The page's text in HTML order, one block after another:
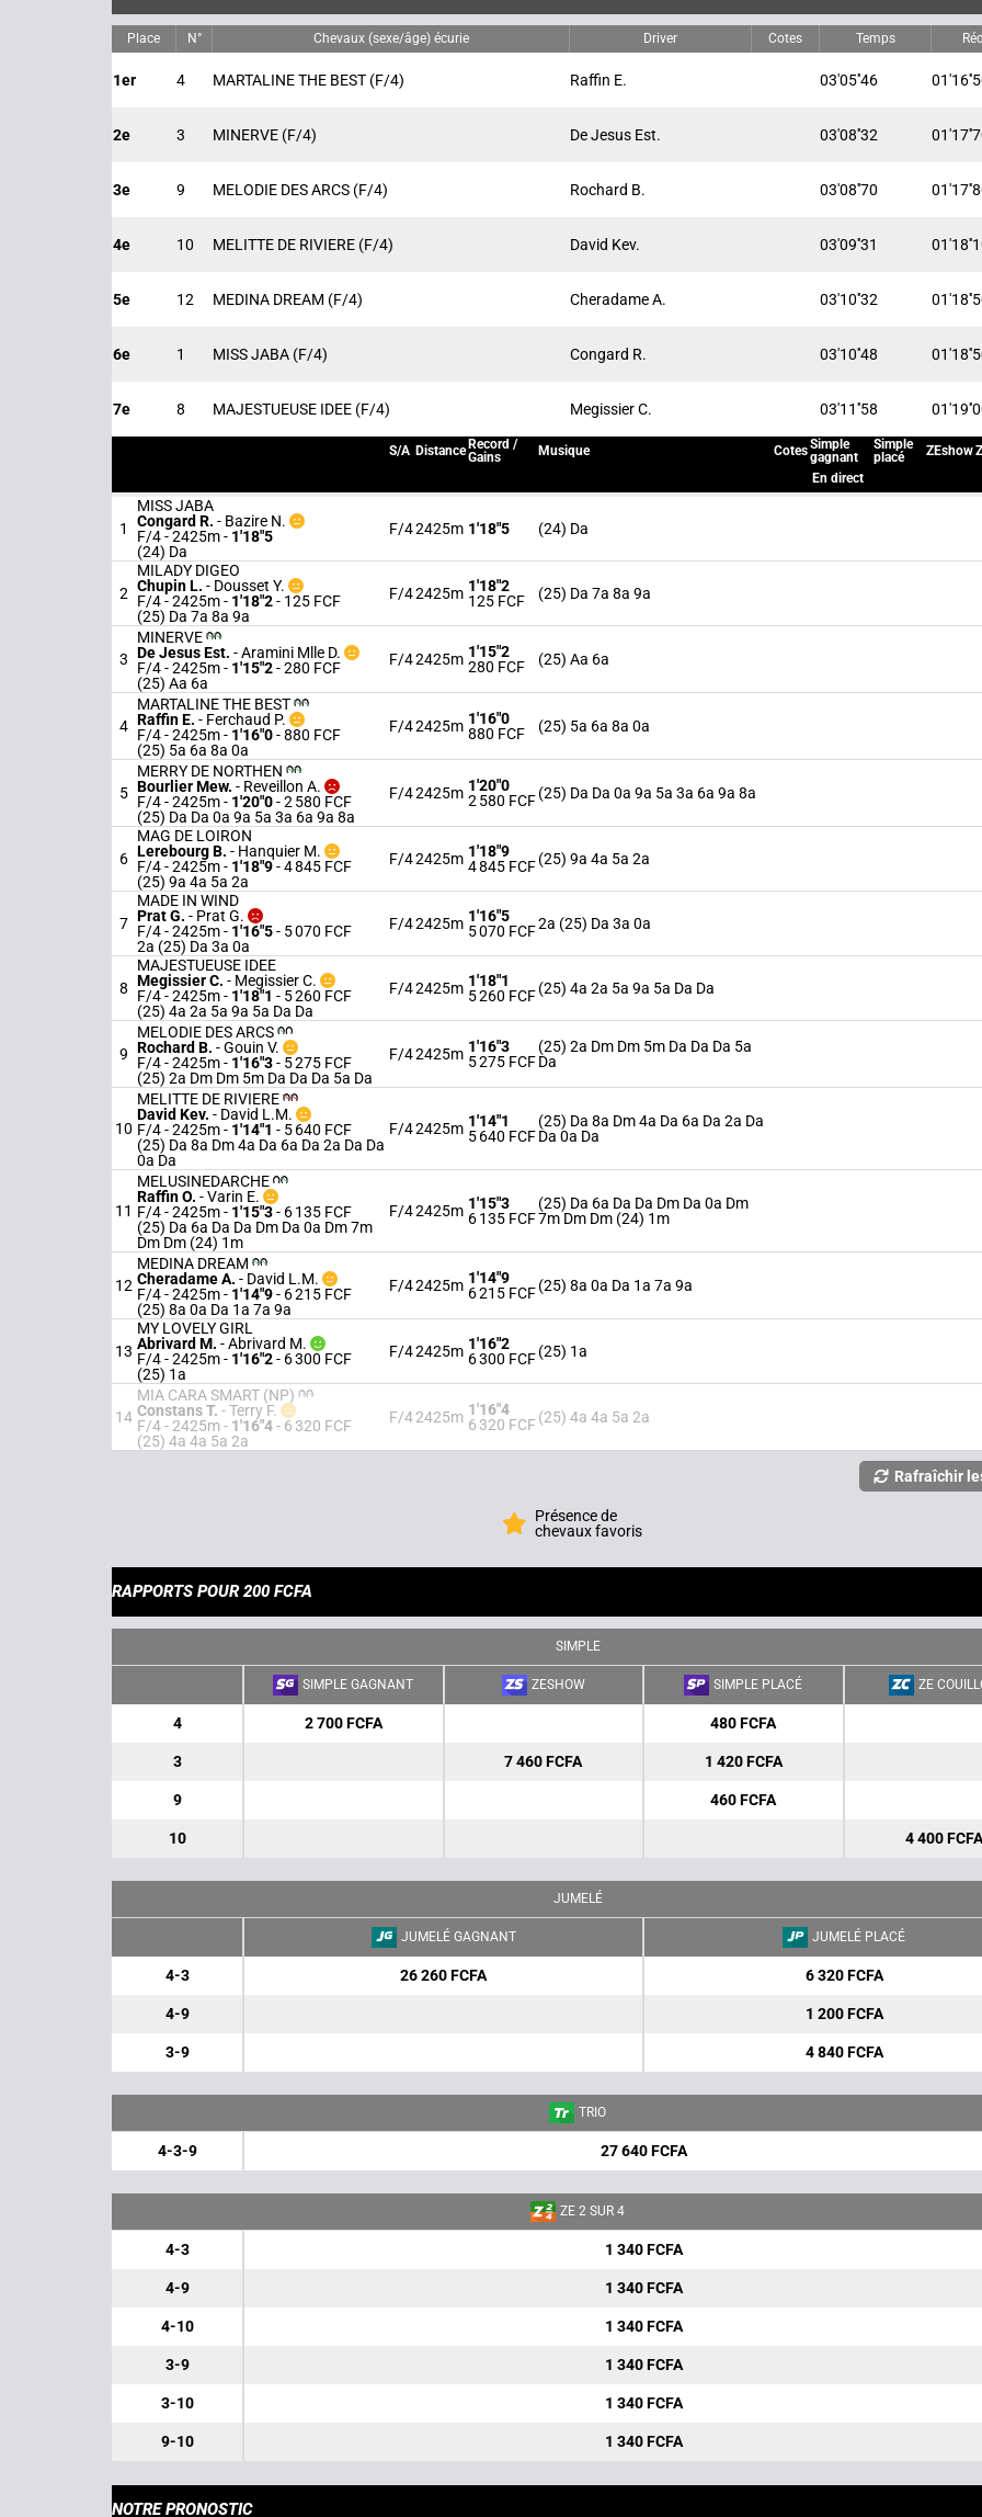
Place N° Chevaux (sexe/âge) écurie Driver Cotes Temps
1er 4 MARTALINE THE BEST (F/4) Raffin E. 03'05''46
2e 3 MINERVE (F/4) De Jesus Est. 03'08''32
3e 9 MELODIE DES ARCS (F/4) Rochard B. 03'08''70
4e 10 MELITTE DE RIVIERE (F/4) David Kev. 03'09''31
5e 12 MEDINA DREAM (F/4) Cheradame A. 03'10''32
6e 1 MISS JABA (F/4) Congard R. 03'10''48
7e 8 MAJESTUEUSE IDEE (F/4) Megissier C. 03'11''58
S/A Distance Record /
Gains
Musique CotesSimple
gagnant
Simple
placé
ZEshow
En direct
1
MISS JABA
Congard R. - Bazire N.
F/4 - 2425m- 1'18"5
(24) Da
F/42425m 1'18"5 (24) Da
2
MILADY DIGEO
Chupin L. - Dousset Y.
F/4 - 2425m- 1'18"2- 125 FCF
(25) Da 7a 8a 9a
F/42425m 1'18"2
125 FCF
(25) Da 7a 8a 9a
3
MINERVE
De Jesus Est. -Aramini Mlle D.
F/4 - 2425m- 1'15"2- 280 FCF
(25) Aa 6a
F/42425m 1'15"2
280 FCF
(25) Aa 6a
4
MARTALINE THE BEST
Raffin E. - Ferchaud P.
F/4 - 2425m- 1'16"0- 880 FCF
(25) 5a 6a 8a 0a
F/42425m 1'16"0
880 FCF
(25) 5a 6a 8a 0a
5
MERRY DE NORTHEN
Bourlier Mew. - Reveillon A.
F/4 - 2425m- 1'20"0- 2 580 FCF
(25) Da Da 0a 9a 5a 3a 6a 9a 8a
F/42425m 1'20"0
2 580 FCF(25) Da Da 0a 9a 5a 3a 6a 9a 8a
6
MAG DE LOIRON
Lerebourg B. - Hanquier M.
F/4 - 2425m- 1'18"9- 4 845 FCF
(25) 9a 4a 5a 2a
F/42425m 1'18"9
4 845 FCF(25) 9a 4a 5a 2a
7
MADE IN WIND
Prat G. - Prat G.
F/4 - 2425m- 1'16"5- 5 070 FCF
2a (25) Da 3a 0a
F/42425m 1'16"5
5 070 FCF2a (25) Da 3a 0a
8
MAJESTUEUSE IDEE
Megissier C. - Megissier C.
F/4 - 2425m- 1'18"1 - 5 260 FCF
(25) 4a 2a 5a 9a 5a Da Da
F/42425m 1'18"1
5 260 FCF(25) 4a 2a 5a 9a 5a Da Da
9
MELODIE DES ARCS
Rochard B. -Gouin V.
F/4 - 2425m- 1'16"3- 5 275 FCF
(25) 2a Dm Dm 5m Da Da Da 5a Da
F/42425m 1'16"3
5 275 FCF
(25) 2a Dm Dm 5m Da Da Da 5a
Da
10
MELITTE DE RIVIERE
David Kev. - David L.M.
F/4 - 2425m- 1'14"1 - 5 640 FCF
(25) Da 8a Dm 4a Da 6a Da 2a Da Da
0a Da
F/42425m 1'14"1
5 640 FCF
(25) Da 8a Dm 4a Da 6a Da 2a Da
Da 0a Da
11
MELUSINEDARCHE
Raffin O. -Varin E.
F/4 - 2425m- 1'15"3- 6 135 FCF
(25) Da 6a Da Da Dm Da 0a Dm 7m
Dm Dm (24) 1m
F/42425m 1'15"3
6 135 FCF
(25) Da 6a Da Da Dm Da 0a Dm
7m Dm Dm (24) 1m
12
MEDINA DREAM
Cheradame A. - David L.M.
F/4 - 2425m- 1'14"9- 6 215 FCF
(25) 8a 0a Da 1a 7a 9a
F/42425m 1'14"9
6 215 FCF(25) 8a 0a Da 1a 7a 9a
13
MY LOVELY GIRL
Abrivard M. -Abrivard M.
F/4 - 2425m- 1'16"2- 6 300 FCF
(25) 1a
F/42425m 1'16"2
6 300 FCF(25) 1a
14
MIA CARA SMART (NP)
Constans T. -Terry F.
F/4 - 2425m- 1'16"4- 6 320 FCF
(25) 4a 4a 5a 2a
F/42425m 1'16"4
6 320 FCF(25) 4a 4a 5a 2a
Rafraîchir
Présence de
chevaux favoris
RAPPORTS POUR 200 FCFA
SIMPLE
SIMPLE GAGNANT ZESHOW SIMPLE PLACÉ ZE
4 2 700 FCFA 480 FCFA
3 7 460 FCFA 1 420 FCFA
9 460 FCFA
10 4 400 FCFA
JUMELÉ
JUMELÉ GAGNANT JUMELÉ PLACÉ
4-3 26 260 FCFA 6 320 FCFA
4-9 1 200 FCFA
3-9 4 840 FCFA
TRIO
4-3-9 27 640 FCFA
ZE 2 SUR 4
4-3 1 340 FCFA
4-9 1 340 FCFA
4-10 1 340 FCFA
3-9 1 340 FCFA
3-10 1 340 FCFA
9-10 1 340 FCFA
NOTRE PRONOSTIC